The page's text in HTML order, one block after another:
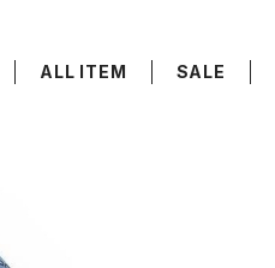
ALL ITEM SALE